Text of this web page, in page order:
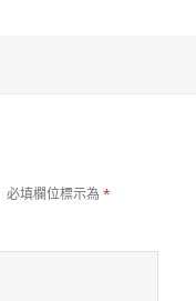
必填欄位標示為*